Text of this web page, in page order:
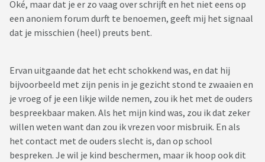
Oké, maar dat je er zo vaag over schrijft en het niet eens op
een anoniem forum durft te benoemen, geeft mij het signaal
dat je misschien (heel) preuts bent.
Ervan uitgaande dat het echt schokkend was, en dat hij
bijvoorbeeld met zijn penis in je gezicht stond te zwaaien en
je vroeg of je een likje wilde nemen, zou ik het met de ouders
bespreekbaar maken. Als het mijn kind was, zou ik dat zeker
willen weten want dan zou ik vrezen voor misbruik. En als
het contact met de ouders slecht is, dan op school
bespreken. Je wil je kind beschermen, maar ik hoop ook dit